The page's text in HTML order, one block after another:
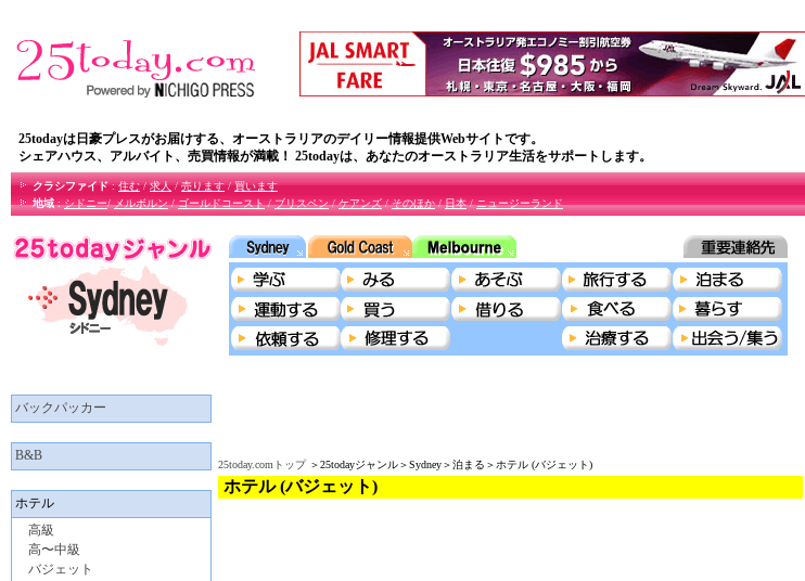
25todayは日豪プレスがお届けする、オーストラリアのデイリー情報提供Webサイトです。
シェアハウス、アルバイト、売買情報が満載！ 25todayは、あなたのオーストラリア生活をサポートします。
クラシファイド:住む/求人/売ります/買います
地域:シドニー/メルボルン/ゴールドコースト/ブリスペン/ケアンズ/そのほか/日本/ニュージーランド
バックパッカー
B&B
ホテル
高級
高〜中級
バジェット
25today.comトップ＞25todayジャンル＞Sydney＞泊まる＞ホテル (バジェット)
ホテル (バジェット)